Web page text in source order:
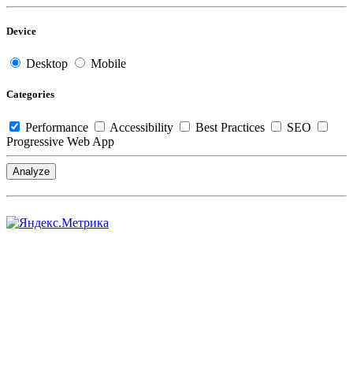
Device
Desktop Mobile
Categories
Performance Accessibility Best Practices
SEO
Progressive Web App
Analyze